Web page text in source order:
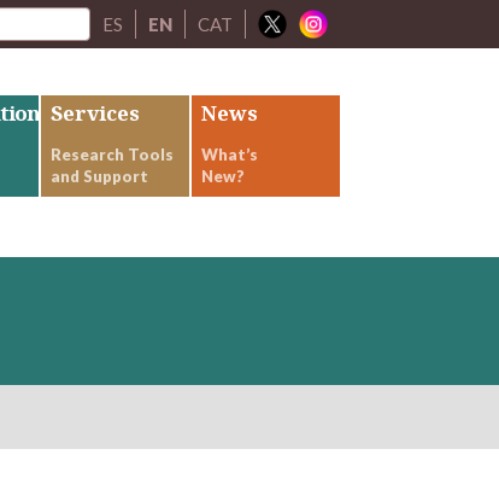
ES EN CAT
Services
Research Tools
and Support
News
What’s
New?